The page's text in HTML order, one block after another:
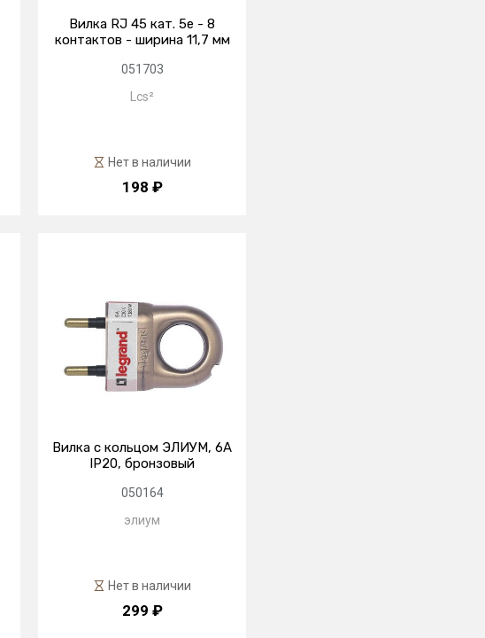
Вилка RJ 45 кат. 5е - 8
контактов - ширина 11,7 мм
051703
Lcs²
Нет в наличии
198 ₽
Вилка с кольцом ЭЛИУМ, 6А
IP20, бронзовый
050164
элиум
Нет в наличии
299 ₽